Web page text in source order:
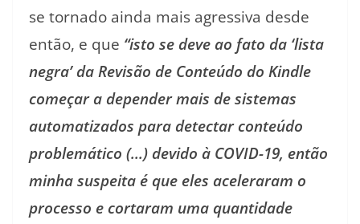
se tornado ainda mais agressiva desde
então, e que “isto se deve ao fato da ‘lista
negra’ da Revisão de Conteúdo do Kindle
começar a depender mais de sistemas
automatizados para detectar conteúdo
problemático (…) devido à COVID-19, então
minha suspeita é que eles aceleraram o
processo e cortaram uma quantidade